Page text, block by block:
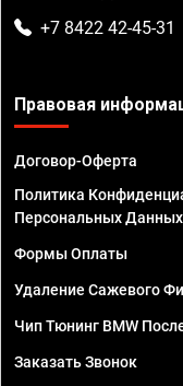
+7 8422 42-45-31
Правовая
Договор-Оферта
Политика
Персональных
Формы Оплаты
Удаление Сажевого
Чип Тюнинг BMW
Заказать Звонок